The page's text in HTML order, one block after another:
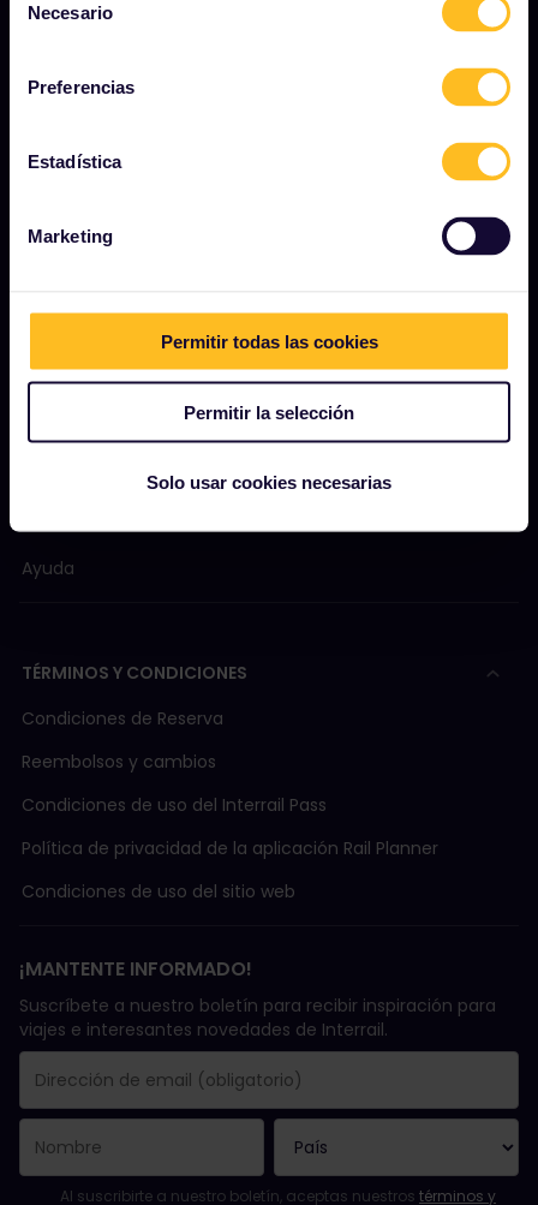
Necesario
Preferencias
Estadística
Marketing
Permitir todas las cookies
Permitir la selección
Solo usar cookies necesarias
Contenido patrocinado y de marca
EMPEZAR
¿Qué es Interrail?
Revista
Turismo sostenible
Ayuda
TÉRMINOS Y CONDICIONES
Condiciones de Reserva
Reembolsos y cambios
Condiciones de uso del Interrail Pass
Política de privacidad de la aplicación Rail Planner
Condiciones de uso del sitio web
¡MANTENTE INFORMADO!
Suscríbete a nuestro boletín para recibir inspiración para
viajes e interesantes novedades de Interrail.
Se suscribió con éxito.
El campo de dirección de email es obligatorio.
La dirección de email no es válida.
Ha habido un fallo al suscribirte al boletín. Vuelve a intentarlo
¡Ya te has suscrito a este boletín!
Acepta los términos y condiciones para suscribirte al boletín
Al suscribirte a nuestro boletín, aceptas nuestros términos y